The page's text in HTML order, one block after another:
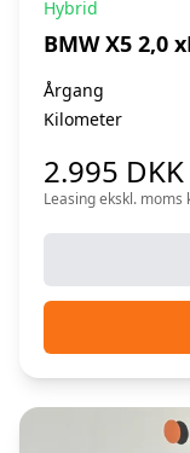
Hybrid
BMW X5 2,0
Årgang
Kilometer
2.995 DKK
Leasing ekskl. moms